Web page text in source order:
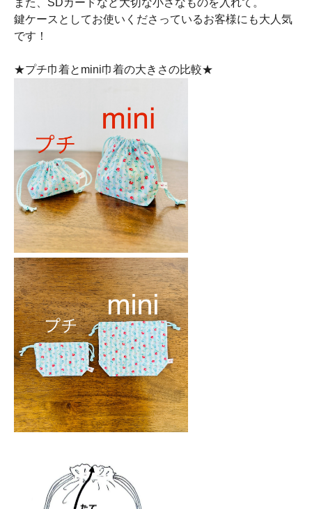
また、SDカードなど大切な小さなものを入れて。
鍵ケースとしてお使いくださっているお客様にも大人気
です！
★プチ巾着とmini巾着の大きさの比較★